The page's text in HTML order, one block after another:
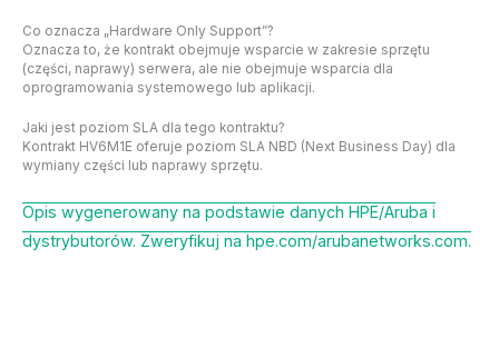
Co oznacza „Hardware Only Support”?
Oznacza to, że kontrakt obejmuje wsparcie w zakresie sprzętu
(części, naprawy) serwera, ale nie obejmuje wsparcia dla
oprogramowania systemowego lub aplikacji.
Jaki jest poziom SLA dla tego kontraktu?
Kontrakt HV6M1E oferuje poziom SLA NBD (Next Business Day) dla
wymiany części lub naprawy sprzętu.
Opis wygenerowany na podstawie danych HPE/Aruba i
dystrybutorów. Zweryfikuj na hpe.com/arubanetworks.com.